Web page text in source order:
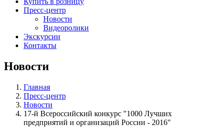
Пресс-центр
Новости
Видеоролики
Экскурсии
Контакты
Новости
Главная
Пресс-центр
Новости
17-й Всероссийский конкурс "1000 Лучших
предприятий и организаций России - 2016"